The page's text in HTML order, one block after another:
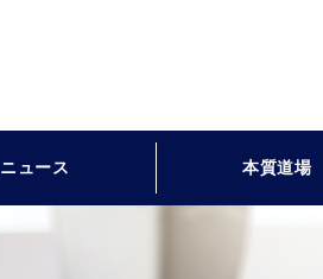
ニュース 本質道場